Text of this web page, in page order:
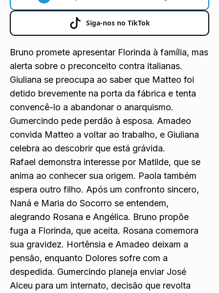
Siga-nos no TikTok
Bruno promete apresentar Florinda à família, mas
alerta sobre o preconceito contra italianas.
Giuliana se preocupa ao saber que Matteo foi
detido brevemente na porta da fábrica e tenta
convencê-lo a abandonar o anarquismo.
Gumercindo pede perdão à esposa. Amadeo
convida Matteo a voltar ao trabalho, e Giuliana
celebra ao descobrir que está grávida.
Rafael demonstra interesse por Matilde, que se
anima ao conhecer sua origem. Paola também
espera outro filho. Após um confronto sincero,
Naná e Maria do Socorro se entendem,
alegrando Rosana e Angélica. Bruno propõe
fuga a Florinda, que aceita. Rosana comemora
sua gravidez. Hortênsia e Amadeo deixam a
pensão, enquanto Dolores sofre com a
despedida. Gumercindo planeja enviar José
Alceu para um internato, decisão que revolta